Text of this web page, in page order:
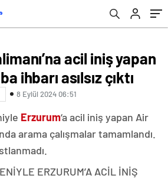
acil iniş yapan
ihbarı asılsız çıktı
8 Eylül 2024 06:51
Erzurum‘a acil iniş yapan Air
arama çalışmalar tamamlandı.
ERZURUM’A ACİL İNİŞ